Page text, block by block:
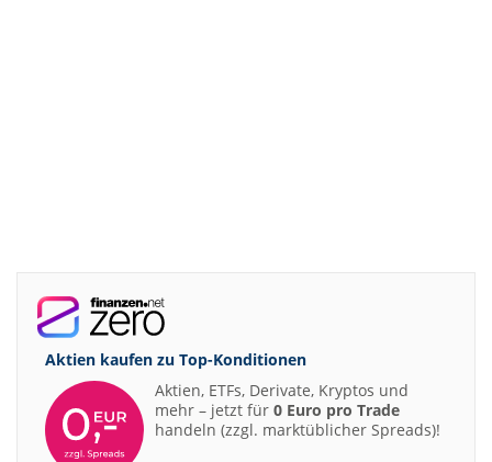
Aktien kaufen zu Top-Konditionen
Aktien, ETFs, Derivate, Kryptos und
mehr – jetzt für 0 Euro pro Trade
handeln (zzgl. marktüblicher Spreads)!